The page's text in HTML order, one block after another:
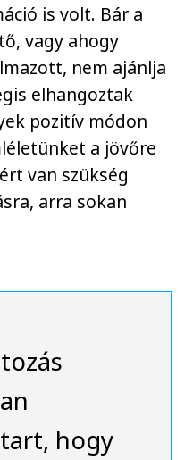
is volt. Bár a
vagy ahogy
nem ajánlja
elhangoztak
pozitív módon
a jövőre
van szükség
arra sokan
hogy